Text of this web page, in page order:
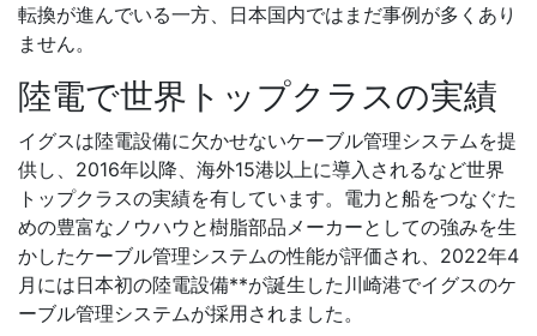
転換が進んでいる一方、日本国内ではまだ事例が多くあり
ません。
陸電で世界トップクラスの実績
イグスは陸電設備に欠かせないケーブル管理システムを提
供し、2016年以降、海外15港以上に導入されるなど世界
トップクラスの実績を有しています。電力と船をつなぐた
めの豊富なノウハウと樹脂部品メーカーとしての強みを生
かしたケーブル管理システムの性能が評価され、2022年4
月には日本初の陸電設備**が誕生した川崎港でイグスのケ
ーブル管理システムが採用されました。